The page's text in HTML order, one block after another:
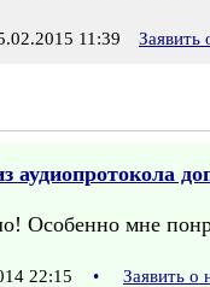
11:39 Заявить
аудиопротокола
Особенно мне
22:15 • Заявить о